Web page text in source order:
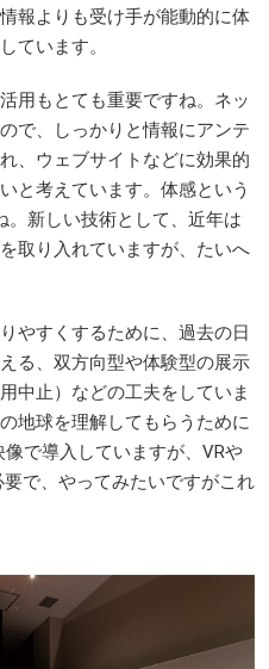
報よりも受け手が能動的に体
ています。
用もとても重要ですね。ネッ
で、しっかりと情報にアンテ
、ウェブサイトなどに効果的
と考えています。体感という
。新しい技術として、近年は
取り入れていますが、たいへ
やすくするために、過去の日
る、双方向型や体験型の展示
中止）などの工夫をしていま
地球を理解してもらうために
で導入していますが、VRや
で、やってみたいですがこれ